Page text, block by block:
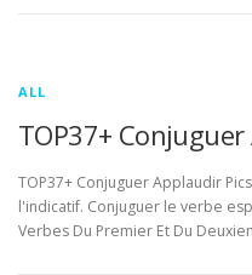
ALL
TOP37+
TOP37+ Conjuguer Applaudir
l'indicatif. Conjuguer le verbe
Verbes Du Premier Et Du